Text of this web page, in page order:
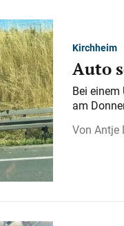
Kirchheim
Auto
Bei
am
Antje